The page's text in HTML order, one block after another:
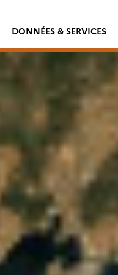
DONNÉES & SERVICES